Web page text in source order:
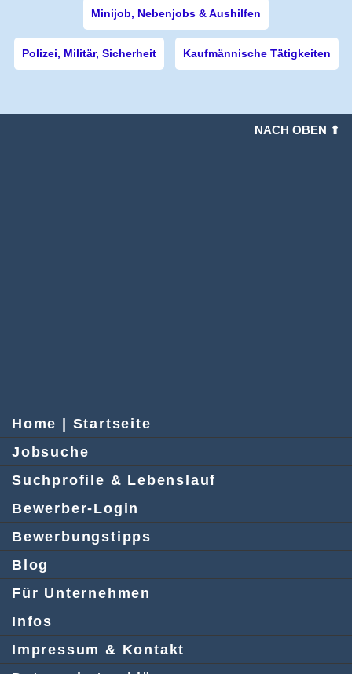
Minijob, Nebenjobs & Aushilfen
Polizei, Militär, Sicherheit Kaufmännische Tätigkeiten
NACH OBEN ⇑
Home | Startseite
Jobsuche
Suchprofile & Lebenslauf
Bewerber-Login
Bewerbungstipps
Blog
Für Unternehmen
Infos
Impressum & Kontakt